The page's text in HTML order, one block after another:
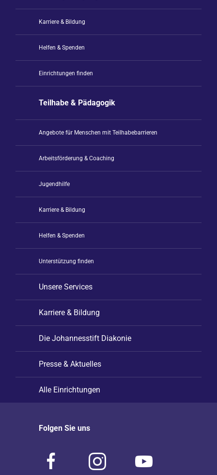
Karriere & Bildung
Helfen & Spenden
Einrichtungen finden
Teilhabe & Pädagogik
Angebote für Menschen mit Teilhabebarrieren
Arbeitsförderung & Coaching
Jugendhilfe
Karriere & Bildung
Helfen & Spenden
Unterstützung finden
Unsere Services
Karriere & Bildung
Die Johannesstift Diakonie
Presse & Aktuelles
Alle Einrichtungen
Folgen Sie uns